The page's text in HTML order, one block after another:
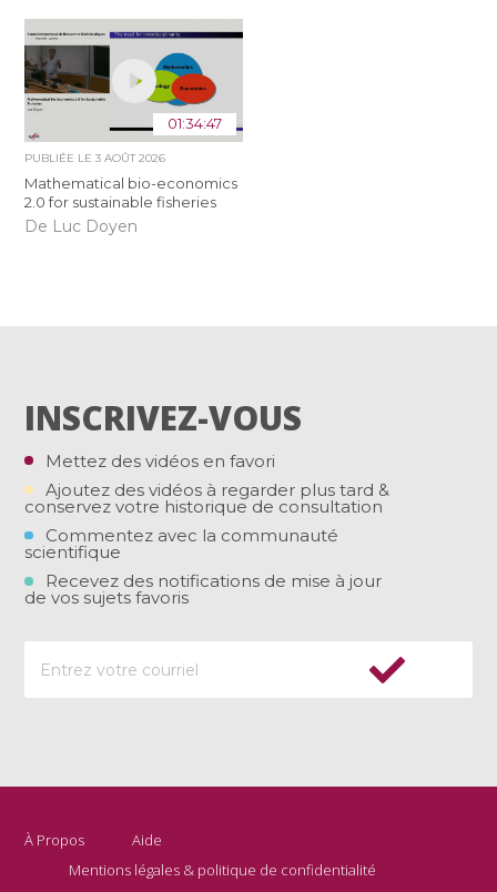
01:34:47
PUBLIÉE LE3 AOÛT 2026
Mathematical bio-economics
2.0 for sustainable fisheries
De Luc Doyen
INSCRIVEZ-VOUS
Mettez des vidéos en favori
Ajoutez des vidéos à regarder plus tard &
conservez votre historique de consultation
Commentez avec la communauté
scientifique
Recevez des notifications de mise à jour
de vos sujets favoris
À Propos
Aide
Mentions légales & politique de confidentialité